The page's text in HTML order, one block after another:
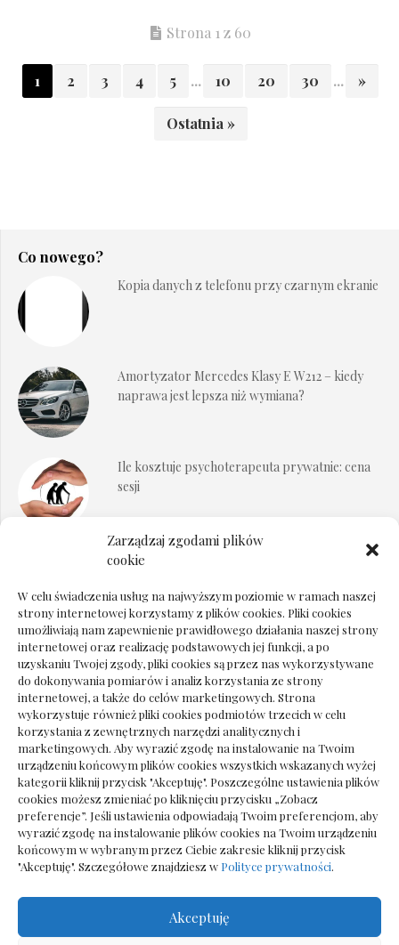
Zarządzaj zgodami plików
cookie
W celu świadczenia usług na najwyższym poziomie w ramach naszej
strony internetowej korzystamy z plików cookies. Pliki cookies
umożliwiają nam zapewnienie prawidłowego działania naszej strony
internetowej oraz realizację podstawowych jej funkcji, a po
uzyskaniu Twojej zgody, pliki cookies są przez nas wykorzystywane
do dokonywania pomiarów i analiz korzystania ze strony
internetowej, a także do celów marketingowych. Strona
wykorzystuje również pliki cookies podmiotów trzecich w celu
korzystania z zewnętrznych narzędzi analitycznych i
marketingowych. Aby wyrazić zgodę na instalowanie na Twoim
urządzeniu końcowym plików cookies wszystkich wskazanych wyżej
kategorii kliknij przycisk "Akceptuję". Poszczególne ustawienia plików
cookies możesz zmieniać po kliknięciu przycisku „Zobacz
preferencje”. Jeśli ustawienia odpowiadają Twoim preferencjom, aby
wyrazić zgodę na instalowanie plików cookies na Twoim urządzeniu
końcowym w wybranym przez Ciebie zakresie kliknij przycisk
"Akceptuję". Szczegółowe znajdziesz w Polityce prywatności.
Akceptuję
Strona 1 z 60
1 2 3 4 5 ... 10 20 30 ... »
Ostatnia »
Co nowego?
Kopia danych z telefonu przy czarnym ekranie
Amortyzator Mercedes Klasy E W212 – kiedy
naprawa jest lepsza niż wymiana?
Ile kosztuje psychoterapeuta prywatnie: cena
sesji
Dokumenty do odbioru przy zmianie biura
Deska podłogowa do salonu: jak wybrać bez
pośpiechu